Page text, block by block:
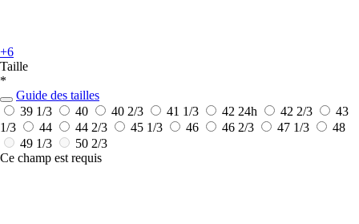
+6
Taille
*
Guide des tailles
39 1/3
40 40 2/3 41 1/3 42 24h 42 2/3
43
1/3
44 44 2/3 45 1/3 46 46 2/3 47 1/3
48
49 1/3
50 2/3
Ce champ est requis